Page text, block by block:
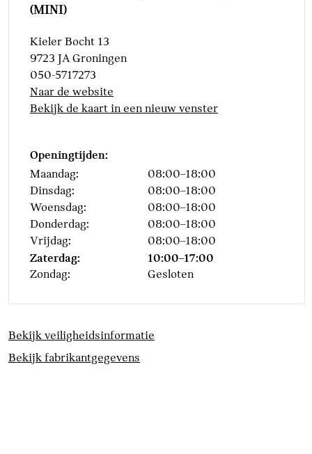
(MINI)
Kieler Bocht 13
9723 JA Groningen
050-5717273
Naar de website
Bekijk de kaart in een nieuw venster
Openingtijden:
Maandag:
08:00–18:00
Dinsdag:
08:00–18:00
Woensdag:
08:00–18:00
Donderdag:
08:00–18:00
Vrijdag:
08:00–18:00
Zaterdag: 10:00–17:00
Zondag: Gesloten
Bekijk veiligheidsinformatie
Bekijk fabrikantgegevens